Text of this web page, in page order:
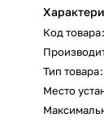
Код товара:
Тип товара:
Место